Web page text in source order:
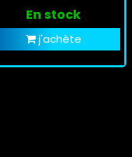
En stock
j'achète